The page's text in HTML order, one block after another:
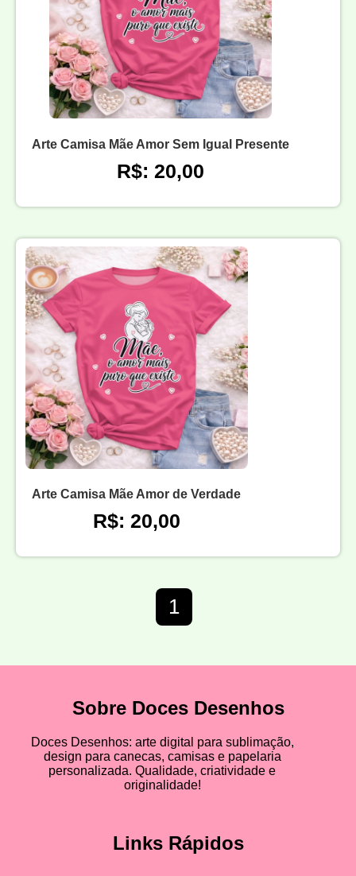
Arte Camisa Mãe Amor Sem Igual Presente
R$: 20,00
Arte Camisa Mãe Amor de Verdade
R$: 20,00
1
Sobre Doces Desenhos
Doces Desenhos: arte digital para sublimação,
design para canecas, camisas e papelaria
personalizada. Qualidade, criatividade e
originalidade!
Links Rápidos